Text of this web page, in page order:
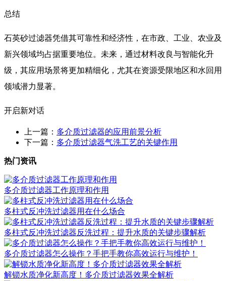
总结
石英砂过滤器凭借其可靠性和经济性，在市政、工业、农业及
新兴领域均占据重要地位。未来，通过材料改良与智能化升
级，其应用场景将更加精细化，尤其在资源受限地区和水回用
领域潜力显著。
开启新对话
上一篇： 多介质过滤器的应用前景分析
下一篇： 多介质过滤器气洗工艺的关键作用
热门资讯
多介质过滤器工作原理和作用
多柱式反冲洗过滤器用在什么场合
多柱式反冲洗过滤器反洗过程：提升水质的关键步骤解析
多介质过滤器怎么操作？手把手教你高效运行与维护！
​解锁水质净化新高度！多介质过滤器效果全解析